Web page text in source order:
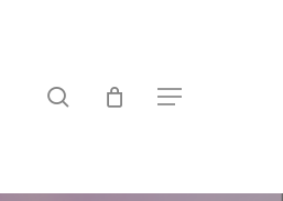
search Menu